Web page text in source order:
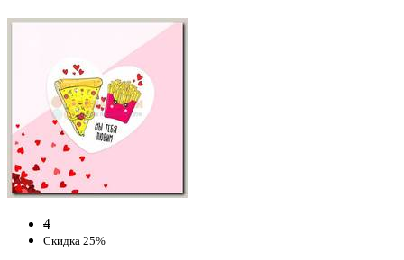
4
Скидка 25%